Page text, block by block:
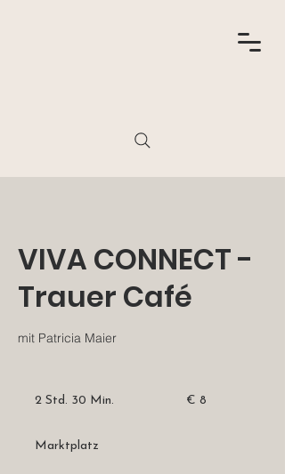
VIVA CONNECT -
Trauer Café
mit Patricia Maier
2 Std. 30 Min. € 8
Marktplatz